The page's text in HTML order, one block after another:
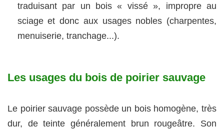
traduisant par un bois « vissé », impropre au
sciage et donc aux usages nobles (charpentes,
menuiserie, tranchage...).
Les usages du bois de poirier sauvage
Le poirier sauvage possède un bois homogène, très
dur, de teinte généralement brun rougeâtre. Son